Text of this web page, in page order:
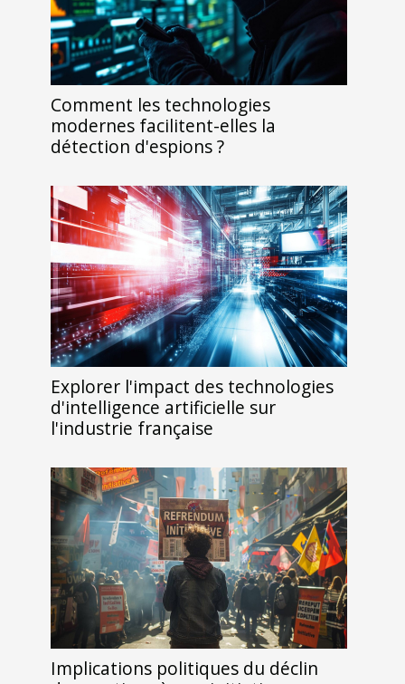
Comment les technologies
modernes facilitent-elles la
détection d'espions ?
Explorer l'impact des technologies
d'intelligence artificielle sur
l'industrie française
Implications politiques du déclin